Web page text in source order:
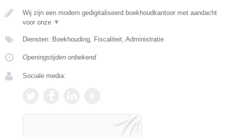
Wij zijn een modern gedigitaliseerd boekhoudkantoor met aandacht
voor onze ▼
Diensten: Boekhouding, Fiscaliteit, Administratie
Openingstijden onbekend
Sociale media: